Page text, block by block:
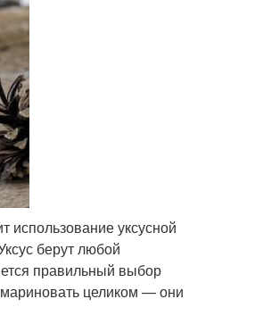
использование уксусной
берут любой
правильный выбор
целиком — они